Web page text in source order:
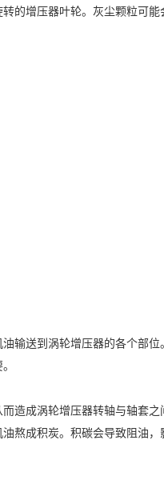
的增压器叶轮。灰尘颗粒可能
输送到涡轮增压器的各个部位
造成涡轮增压器转轴与轴套之
熬成积炭。积碳会导致阻油，